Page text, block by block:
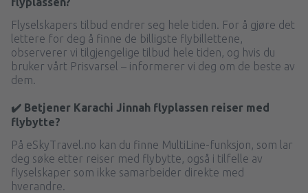
Flyselskapers tilbud endrer seg hele tiden. For å gjøre det
lettere for deg å finne de billigste flybillettene,
observerer vi tilgjengelige tilbud hele tiden, og hvis du
bruker vårt Prisvarsel – informerer vi deg om de beste av
dem.
✔️ Betjener Karachi Jinnah flyplassen reiser med
flybytte?
På eSkyTravel.no kan du finne MultiLine-funksjon, som lar
deg søke etter reiser med flybytte, også i tilfelle av
flyselskaper som ikke samarbeider direkte med
hverandre.